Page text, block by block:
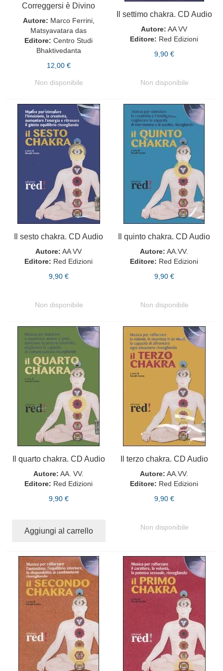
Correggersi è Divino
Autore: Marco Ferrini,
Matsyavatara das
Editore: Centro Studi
Bhaktivedanta
12,00 €
Non disponibile
Il settimo chakra. CD Audio
Autore: AA VV
Editore: Red Edizioni
9,90 €
Non disponibile
Il sesto chakra. CD Audio
Autore: AA VV
Editore: Red Edizioni
9,90 €
Non disponibile
Il quinto chakra. CD Audio
Autore: AA.VV.
Editore: Red Edizioni
9,90 €
Non disponibile
Il quarto chakra. CD Audio
Autore: AA. VV.
Editore: Red Edizioni
9,90 €
Aggiungi al carrello
Il terzo chakra. CD Audio
Autore: AA.VV.
Editore: Red Edizioni
9,90 €
Non disponibile